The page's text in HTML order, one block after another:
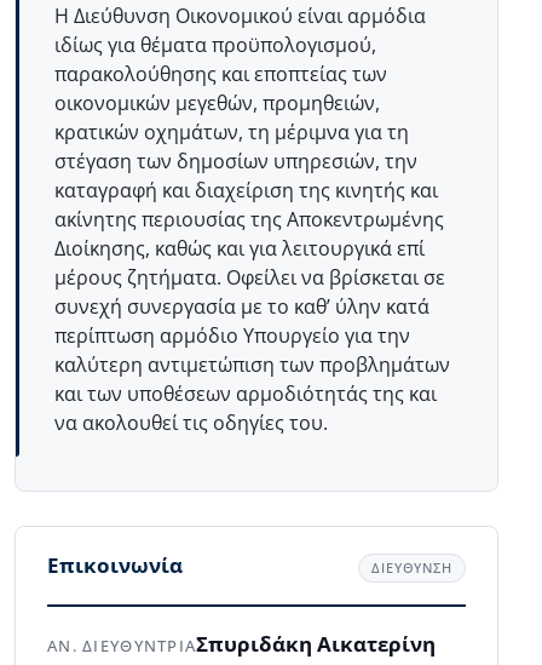
Η Διεύθυνση Οικονομικού είναι αρμόδια
ιδίως για θέματα προϋπολογισμού,
παρακολούθησης και εποπτείας των
οικονομικών μεγεθών, προμηθειών,
κρατικών οχημάτων, τη μέριμνα για τη
στέγαση των δημοσίων υπηρεσιών, την
καταγραφή και διαχείριση της κινητής και
ακίνητης περιουσίας της Αποκεντρωμένης
Διοίκησης, καθώς και για λειτουργικά επί
μέρους ζητήματα. Οφείλει να βρίσκεται σε
συνεχή συνεργασία με το καθ’ ύλην κατά
περίπτωση αρμόδιο Υπουργείο για την
καλύτερη αντιμετώπιση των προβλημάτων
και των υποθέσεων αρμοδιότητάς της και
να ακολουθεί τις οδηγίες του.
Επικοινωνία ΔΙΕΥΘΥΝΣΗ
ΑΝ. ΔΙΕΥΘΥΝΤΡΙΑΣπυριδάκη Αικατερίνη